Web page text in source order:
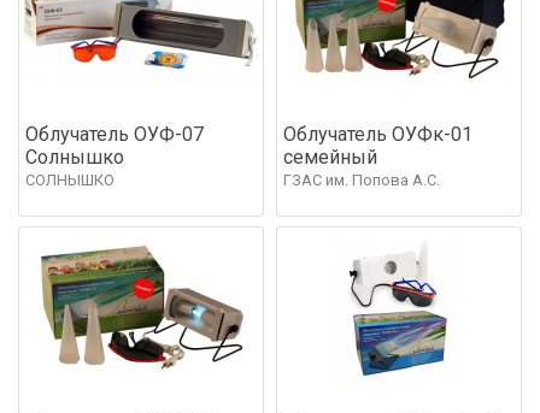
Облучатель ОУФ-07
Солнышко
СОЛНЫШКО
Облучатель ОУФк-01
семейный
ГЗАС им. Попова А.С.